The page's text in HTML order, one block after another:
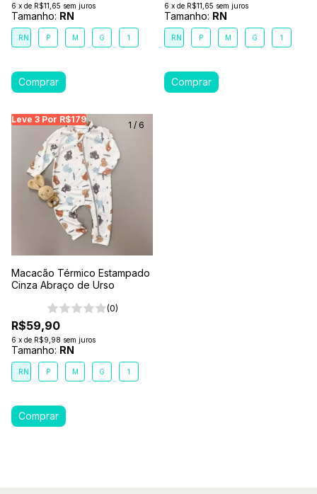
6 x de R$11,65 sem juros
Tamanho: RN
RN P M G 1
6 x de R$11,65 sem juros
Tamanho: RN
RN P M G 1
Leve 3 Por R$179
Leve 3 Por R$179
1 / 6
Macacão Térmico Estampado
Cinza Abraço de Urso
(0)
R$59,90
6 x de R$9,98 sem juros
Tamanho: RN
RN P M G 1